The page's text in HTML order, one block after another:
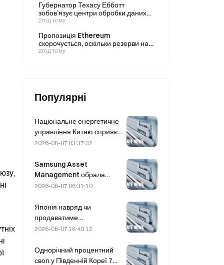
Губернатор Техасу Ебботт
зобов’язує центри обробки даних
розкривати п’ять видів інформації
2год тому
Пропозиція Ethereum
скорочується, оскільки резерви на
біржах падають на 10%, а стейкінг
2год тому
Популярні
Національне енергетичне
управління Китаю сприяє
проривам у галузі силових
обладнання надвисокої
напруги
2026-08-07 03:37:32
Samsung Asset
Management обрала
трьох венчурних партнерів
фонду обсягом 90 млрд
KRW
2026-08-07 06:31:10
Японія навряд чи
продаватиме
середньострокові
для проведення валютної
інтервенції; вплив на
2026-08-07 18:40:12
Однорічний процентний
своп у Південній Кореї 7